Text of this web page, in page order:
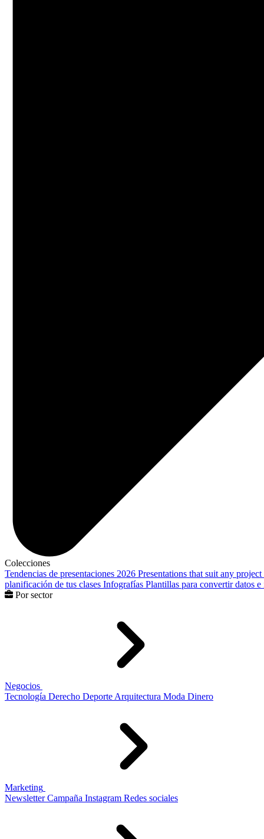
Colecciones
Tendencias de presentaciones 2026 Presentations that suit any project
planificación de tus clases Infografías Plantillas para convertir datos
Por sector
Negocios
Tecnología Derecho Deporte Arquitectura Moda Dinero
Marketing
Newsletter Campaña Instagram Redes sociales